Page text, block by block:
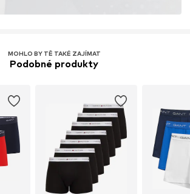
MOHLO BY TĚ TAKÉ ZAJÍMAT
Podobné produkty